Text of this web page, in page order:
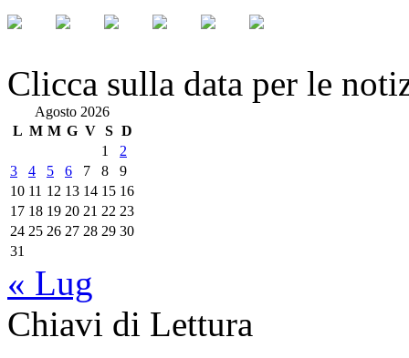
Clicca sulla data per le
Agosto 2026
L M M G V S D
1
2
3
4 5 6 7 8
9
10 11 12 13 14 15 16
17 18 19 20 21 22 23
24 25 26 27 28 29 30
31
« Lug
Chiavi di Lettura